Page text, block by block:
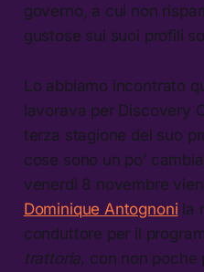
governo, a cui non
gustose sui suoi profili
Lo abbiamo incontrato
lavorava per Discovery
terza stagione del suo
cose sono un po’
venerdì 8 novembre
Dominique Antognoni la
conduttore per il
trattoria, con non poche